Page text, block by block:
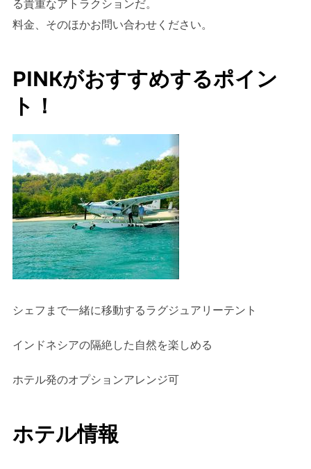
る貴重なアトラクションだ。
料金、そのほかお問い合わせください。
PINKがおすすめするポイン
ト！
シェフまで一緒に移動するラグジュアリーテント
インドネシアの隔絶した自然を楽しめる
ホテル発のオプションアレンジ可
ホテル情報